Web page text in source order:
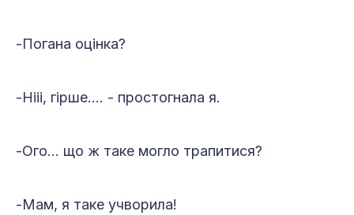
-Погана оцінка?
-Нііі, гірше…. - простогнала я.
-Ого… що ж таке могло трапитися?
-Мам, я таке учворила!